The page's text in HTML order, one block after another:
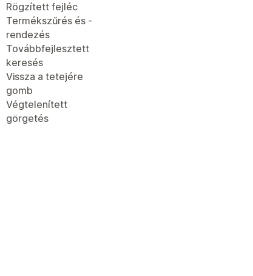
Rögzített fejléc
Termékszűrés és -
rendezés
Továbbfejlesztett
keresés
Vissza a tetejére
gomb
Végtelenített
görgetés